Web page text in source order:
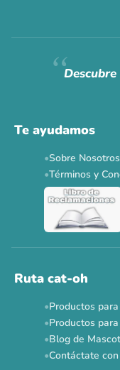
Ver
Te ayudamos
Sobre Nosotros
Términos y
Ruta cat-oh
Productos
Productos
Blog de
Contáctate